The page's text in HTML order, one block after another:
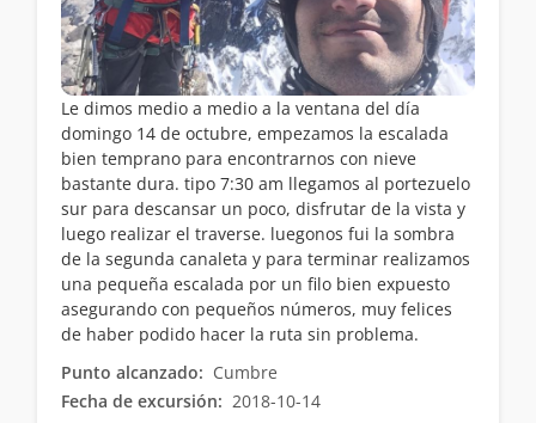
Le dimos medio a medio a la ventana del día
domingo 14 de octubre, empezamos la escalada
bien temprano para encontrarnos con nieve
bastante dura. tipo 7:30 am llegamos al portezuelo
sur para descansar un poco, disfrutar de la vista y
luego realizar el traverse. luegonos fui la sombra
de la segunda canaleta y para terminar realizamos
una pequeña escalada por un filo bien expuesto
asegurando con pequeños números, muy felices
de haber podido hacer la ruta sin problema.
Punto alcanzado: Cumbre
Fecha de excursión: 2018-10-14